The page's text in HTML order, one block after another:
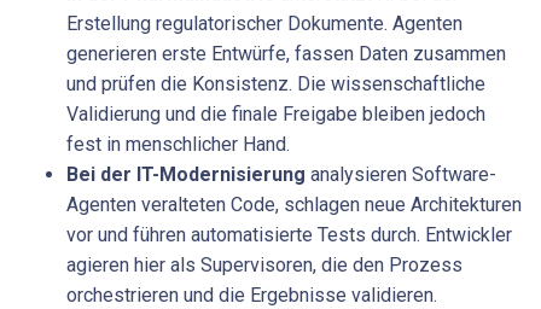
Erstellung regulatorischer Dokumente. Agenten
generieren erste Entwürfe, fassen Daten zusammen
und prüfen die Konsistenz. Die wissenschaftliche
Validierung und die finale Freigabe bleiben jedoch
fest in menschlicher Hand.
Bei der IT-Modernisierung analysieren Software-
Agenten veralteten Code, schlagen neue Architekturen
vor und führen automatisierte Tests durch. Entwickler
agieren hier als Supervisoren, die den Prozess
orchestrieren und die Ergebnisse validieren.